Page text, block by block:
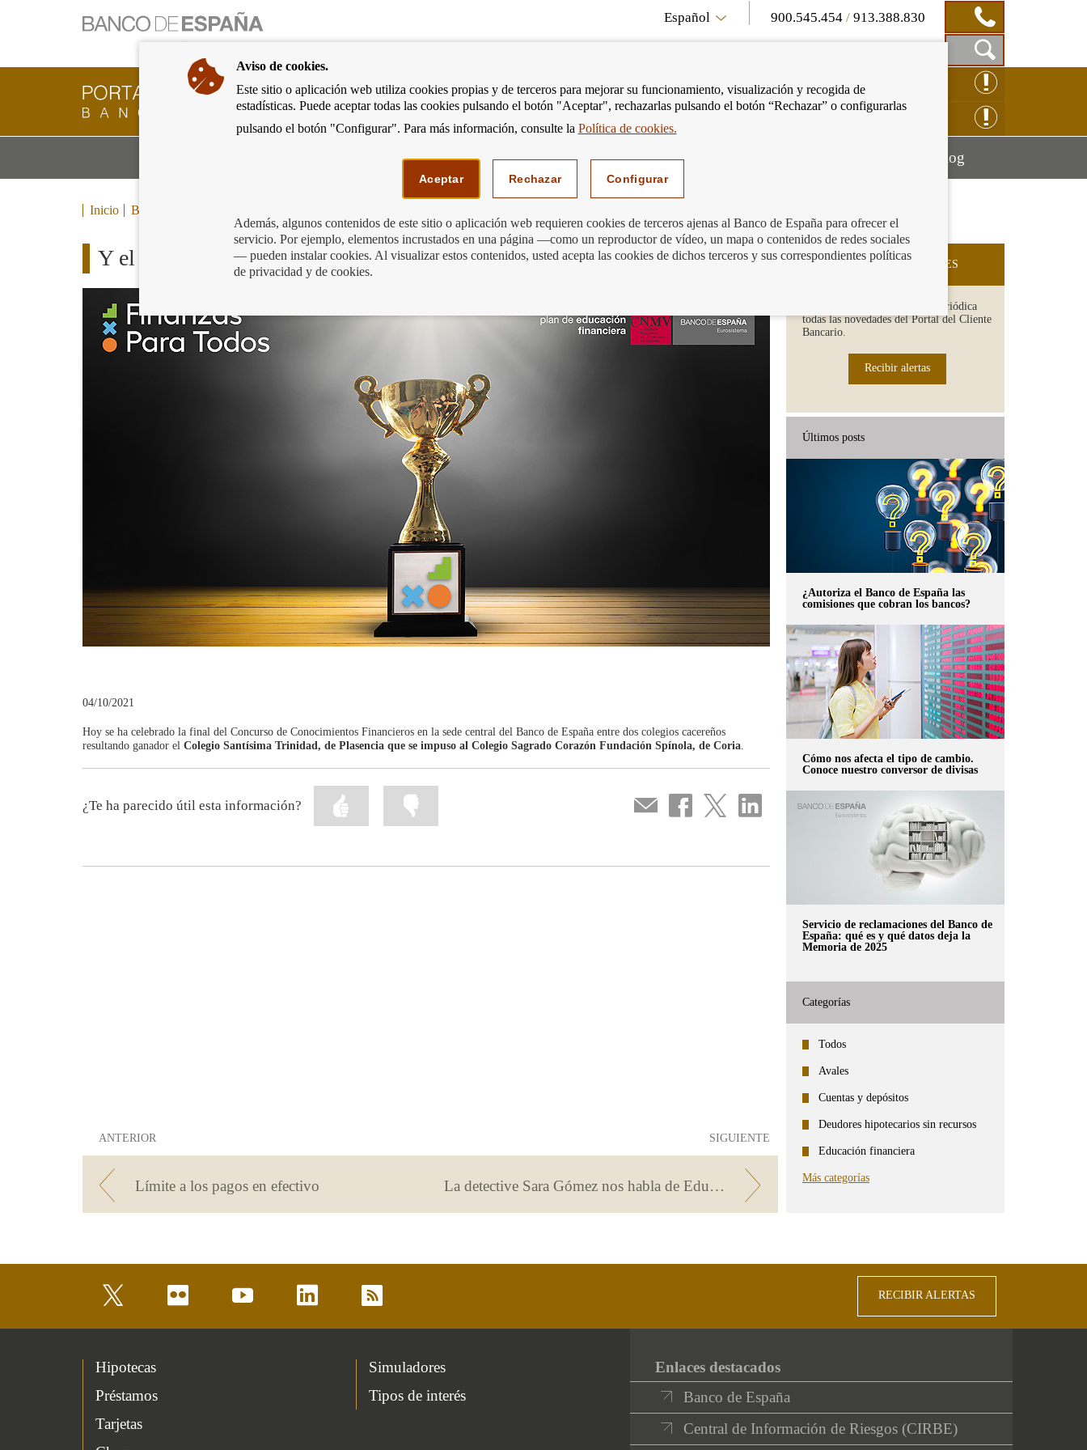
Ir
a
página
de
inicio
del
Español 900.545.454 /913.388.830
Mostrar
Caja
de
Búsqueda
Cliente
Bancario
Banco
ir
a
RECLAMACIÓN ONLINE
Podemos ayudarte Mostrar
menú
BlogMostrar
Inicio Blog
Y el ganador del concurso de conocimientos financieros 2021 es…
04/10/2021
Hoy se ha celebrado la final del Concurso de Conocimientos Financieros en la sede central del Banco de España entre dos colegios cacereños
resultando ganador el Colegio Santísima Trinidad, de Plasencia que se impuso al Colegio Sagrado Corazón Fundación Spínola, de Coria.
Compartir
por
Compartir
en
Compartir
en
Compartir
en
¿Te ha parecido útil esta información?
Marcar
información
ANTERIOR
Límite a los pagos en efectivo
SIGUIENTE
La detective Sara Gómez nos habla de Educación financiera
SUSCRIPCIÓN A NOVEDADES
Recibe en tu email de forma periódica
todas las novedades del Portal del Cliente
Bancario.
Recibir alertas
Últimos posts
¿Autoriza el Banco de España las
comisiones que cobran los bancos?
Cómo nos afecta el tipo de cambio.
Conoce nuestro conversor de divisas
Servicio de reclamaciones del Banco de
España: qué es y qué datos deja la
Memoria de 2025
Categorías
Todos
Avales
Cuentas y depósitos
Deudores hipotecarios sin recursos
Educación financiera
Más categorías
flickr youtube linkedin rss RECIBIR ALERTAS
Hipotecas
Préstamos
Tarjetas
Simuladores
Tipos de interés
Enlaces destacados
Banco de España
Central de Información de Riesgos (CIRBE)
Aviso de cookies.
Este sitio o aplicación web utiliza cookies propias y de terceros para mejorar su funcionamiento, visualización y recogida de
estadísticas. Puede aceptar todas las cookies pulsando el botón "Aceptar", rechazarlas pulsando el botón “Rechazar” o configurarlas
pulsando el botón "Configurar". Para más información, consulte la Política de cookies.
Aceptar Rechazar Configurar
Además, algunos contenidos de este sitio o aplicación web requieren cookies de terceros ajenas al Banco de España para ofrecer el
servicio. Por ejemplo, elementos incrustados en una página —como un reproductor de vídeo, un mapa o contenidos de redes sociales
— pueden instalar cookies. Al visualizar estos contenidos, usted acepta las cookies de dichos terceros y sus correspondientes políticas
de privacidad y de cookies.